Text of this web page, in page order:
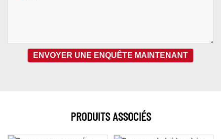
ENVOYER UNE ENQUÊTE MAINTENANT
PRODUITS ASSOCIÉS